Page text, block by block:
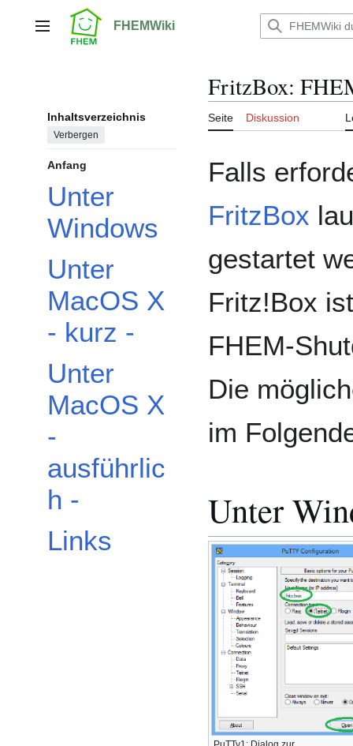
springenHauptmenü FHEMWiki
Inhaltsverzeichnis
Verbergen
Anfang
Unter
Windows
Unter
MacOS X
- kurz -
Unter
MacOS X
-
ausführlic
h -
Links
FritzBox:
Seite Diskussion
Falls
FritzBox
gestartet
Fritz!Box
FHEM-
Die
im
Unter